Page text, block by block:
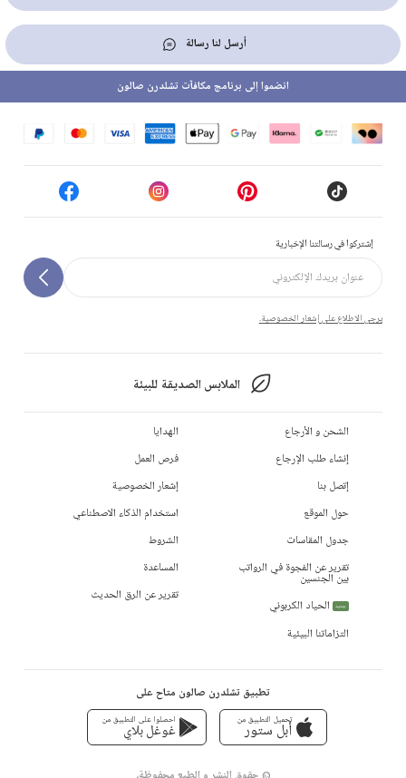
أرسل لنا رسالة
إشتركوا في رسالتنا الإخبارية
يرجى الاطلاع على إشعار الخصوصية.
الملابس الصديقة للبيئة
انضموا إلى برنامج مكافآت تشلدرن صالون
الشحن و الأرجاع
إنشاء طلب الإرجاع
إتصل بنا
حول الموقع
جدول المقاسات
تقرير عن الفجوة في الرواتب
بين الجنسين
جديد
الحياد الكربوني
التزاماتنا البيئية
الهدايا
فرص العمل
إشعار الخصوصية
استخدام الذكاء الاصطناعي
الشروط
المساعدة
تقرير عن الرق الحديث
تطبيق تشلدرن صالون متاح على
تحميل التطبيق من
أبل ستور
احصلوا على التطبيق من
غوغل بلاي